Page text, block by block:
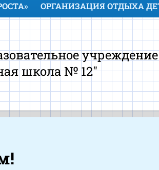
ОРГАНИЗАЦИЯ ОТДЫХА
школа № 12"